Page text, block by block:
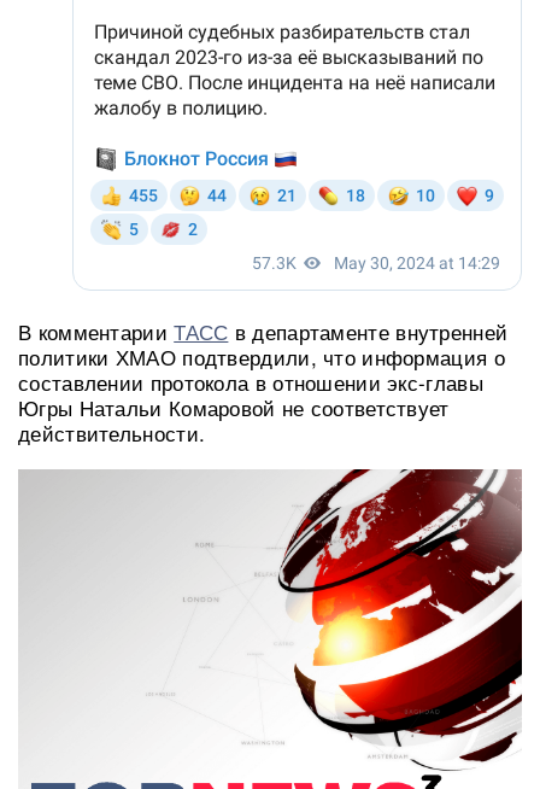
В комментарииТАСС в департаменте внутренней
политики ХМАО подтвердили, что информация о
составлении протокола в отношении экс-главы
Югры Натальи Комаровой не соответствует
действительности.